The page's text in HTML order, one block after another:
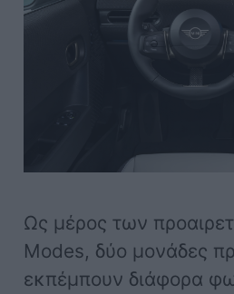
Ως μέρος των
Modes, δύο μονάδες
εκπέμπουν διάφορα